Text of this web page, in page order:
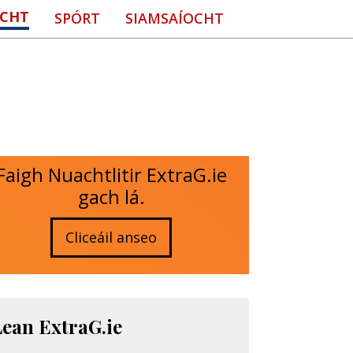
SPÓRT SIAMSAÍOCHT
Nuachtlitir ExtraG.ie
gach lá.
Cliceáil anseo
ExtraG.ie